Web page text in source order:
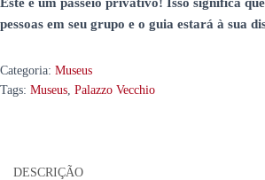
pessoas em seu grupo e o guia estará à sua
Categoria: Museus
Tags: Museus Palazzo Vecchio
DESCRIÇÃO